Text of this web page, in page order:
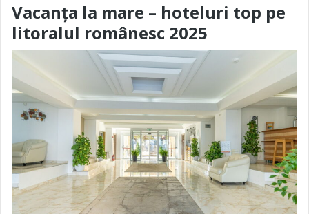
Vacanța la mare – hoteluri top pe
litoralul românesc 2025